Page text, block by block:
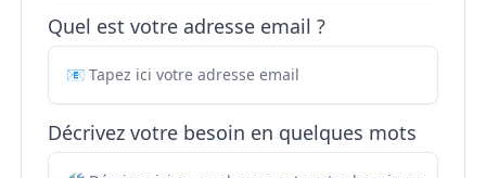
Quel est votre adresse email ?
Décrivez votre besoin en quelques mots